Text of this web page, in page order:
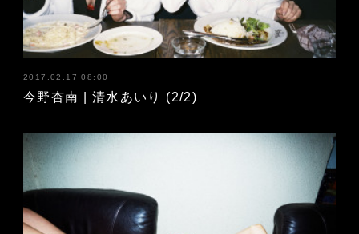
2017.02.17 08:00
今野杏南 | 清水あいり (2/2)